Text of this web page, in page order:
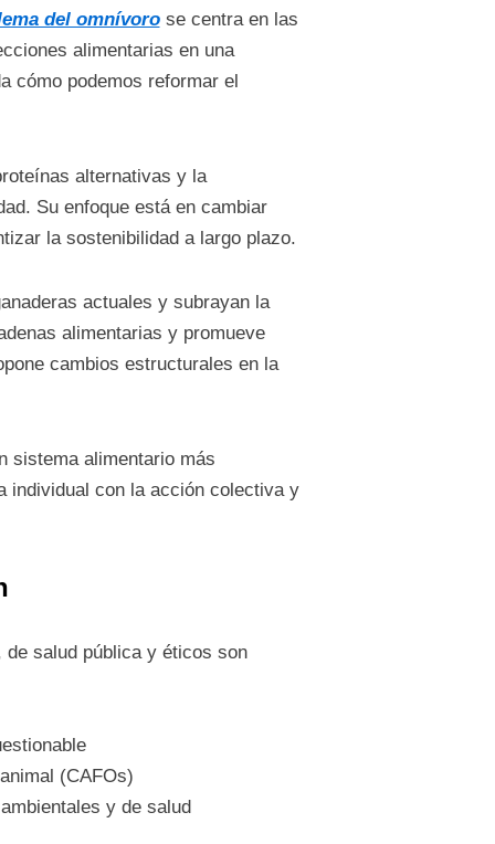
del omnívorose centra en las
alimentarias en una
cómo podemos reformar el
alternativas y la
Su enfoque está en cambiar
la sostenibilidad a largo plazo.
actuales y subrayan la
alimentarias y promueve
cambios estructurales en la
sistema alimentario más
individual con la acción colectiva y
salud pública y éticos son
(CAFOs)
y de salud